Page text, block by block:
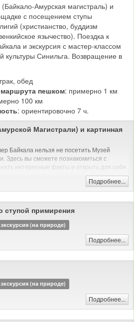
Амурская магистраль) и
с посещением ступы
(христианство, буддизм
язычество). Поездка к
и экскурсия с мастер-классом
культуры Синильга. Возвращение в
обед
пешком: примерно 1 км
100 км
: ориентировочно 7 ч.
Магистрали) и картинная
Байкала нельзя не посетить Музей
Здесь вы сможете познакомиться с
интересные факты и открыть для себя
проводят настоящие БАМовцы, которые
из первых уст. В отдельном зале
галерея и выставка-продажа сувениров
(музеи)
Подробнее...
ступой примирения
(на природе)
Подробнее...
(на природе)
Подробнее...